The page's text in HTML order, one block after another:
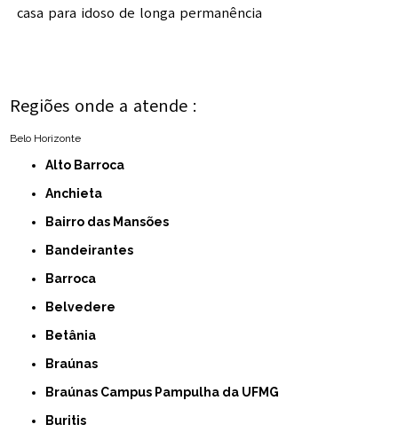
casa para idoso de longa permanência
Regiões onde a atende :
Belo Horizonte
Alto Barroca
Anchieta
Bairro das Mansões
Bandeirantes
Barroca
Belvedere
Betânia
Braúnas
Braúnas Campus Pampulha da UFMG
Buritis